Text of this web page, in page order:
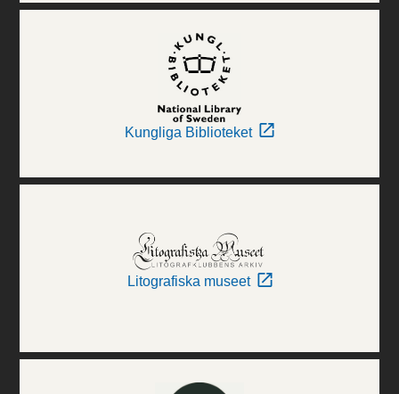
Kungliga Biblioteket
Litografiska museet